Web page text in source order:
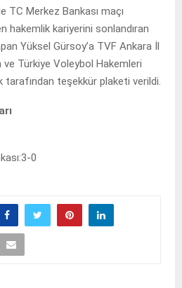
Merkez Bankası maçı
hakemlik kariyerini sonlandıran
Yüksel Gürsoy’a TVF Ankara İl
Türkiye Voleybol Hakemleri
tarafından teşekkür plaketi verildi.
0